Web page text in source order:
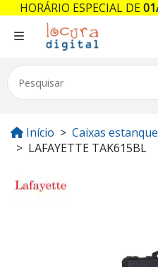
Início Caixas estanque
LAFAYETTE TAK615BL
HORÁRIO ESPECIAL DE